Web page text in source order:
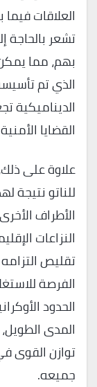
العلاقات
تشعر بالحاجة
بهم، مما
الذي تم
الديناميكية
القضايا
علاوة على
للناتو نتيجة
الأطراف
النزاعات
تقليص
الفرصة
الحدود
المدى
توازن القوى
جميعه.